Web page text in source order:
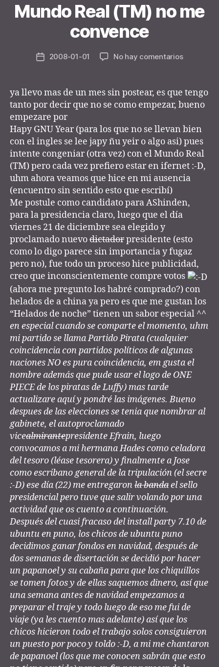
Mundo Real (TM) no me
convence
Post
author
n
y
r
Post2008-01-01 No hay comentariosen
(TM)
me
ya llevo mas de un mes sin postear, es que tengo
tanto por decir que no se como empezar, bueno
empezare por
Hapy GNU Year (para los que no se llevan bien
con el ingles se lee japy ñu yeir o algo asi) pues
intente congeniar (otra vez) con el Mundo Real
(TM) pero cada vez prefiero estar en ifernet :-D,
uhm ahora veamos que hice en mi ausencia
(encuentro sin sentido esto que escribí)
Me postule como candidato para AShinden,
para la presidencia claro, luego que el día
viernes 21 de diciembre sea elegido y
proclamado nuevodictadorpresidente (esto
como lo digo parece sin importancia y fugaz
pero no), fue todo un proceso hice publicidad,
creo que inconscientemente compre votos
(ahora me pregunto los habré comprado?) con
helados de a china ya pero es que me gustan los
“Helados de noche” tienen un sabor especial ^^
en especial cuando se comparte el momento, uhm
mi partido se llama Partido Pirata (cualquier
coincidencia con partidos políticos de algunas
naciones NO es pura coincidencia, em gusta el
nombre además que pude usar el logo de ONE
PIECE de los piratas de Luffy) mas tarde
actualizare aquí y pondré las imágenes. Bueno
despues de las elecciones se tenia que nombrar al
gabinete, el autoproclamado
vicealmirantepresidente Efrain, luego
convocamos a mi hermana Hades como celadora
del tesoro (léase tesorera) y finalmente a Jose
como escribano general de la tripulación (el secre
:-D) ese día (22) me entregaronla bandael sello
presidencial pero tuve que salir volando por una
actividad que os cuento a continuación.
Después del cuasi fracaso del install party 7.10 de
ubuntu en puno, los chicos de ubuntu puno
decidimos ganar fondos en navidad, después de
dos semanas de disertación se decidió por hacer
un papanoel y su cabaña para que los chiquillos
se tomen fotos y de ellas saquemos dinero, así que
una semana antes de navidad empezamos a
preparar el traje y todo luego de eso me fui de
viaje (ya les cuento mas adelante) así que los
chicos hicieron todo el trabajo solos consiguieron
un puesto por poco y toldo :-D, a mi me chantaron
de papanoel (los que me conocen sabrán que esto